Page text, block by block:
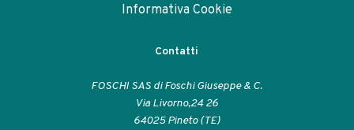
Informativa Cookie
Contatti
FOSCHI SAS di Foschi Giuseppe & C.
Via Livorno,24 26
64025 Pineto (TE)